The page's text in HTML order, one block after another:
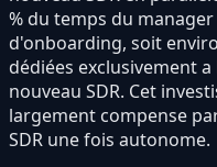
% du temps du
d'onboarding, soit
dédiées exclusivement
nouveau SDR. Cet
largement compense
SDR une fois autonome.